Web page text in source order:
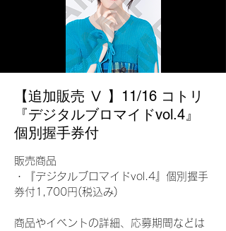
【追加販売 Ⅴ 】11/16 コトリ
『デジタルブロマイドvol.4』
個別握手券付
販売商品
・『デジタルブロマイドvol.4』個別握手
券付1,700円(税込み)
商品やイベントの詳細、応募期間などは